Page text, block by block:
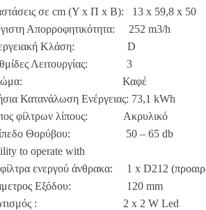
σε cm (Υ x Π x Β): 13 x 59,8 x 50
Απορροφητικότητα: 252 m3/h
Κλάση: D
Λειτουργίας: 3
Καφέ
Κατανάλωση Ενέργειας: 73,1 kWh
φίλτρων λίπους: Ακρυλικό
Θορύβου: 50 – 65 db
to operate with
ενεργού άνθρακα: 1 x D212
Εξόδου: 120 mm
: 2 x 2 W Led